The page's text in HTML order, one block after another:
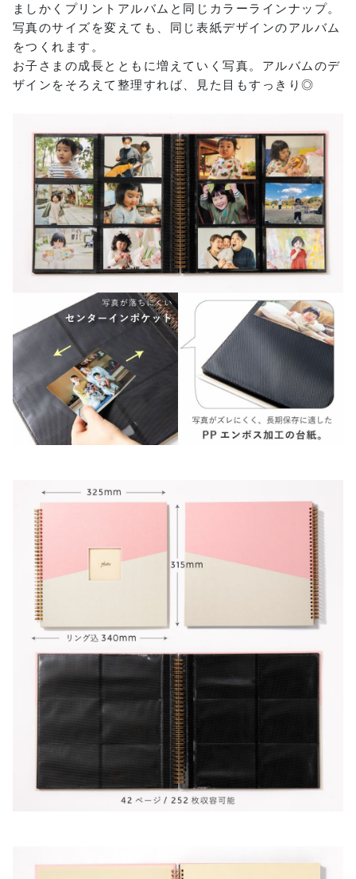
ましかくプリントアルバムと同じカラーラインナップ。
写真のサイズを変えても、同じ表紙デザインのアルバム
をつくれます。
お子さまの成長とともに増えていく写真。アルバムのデ
ザインをそろえて整理すれば、見た目もすっきり◎